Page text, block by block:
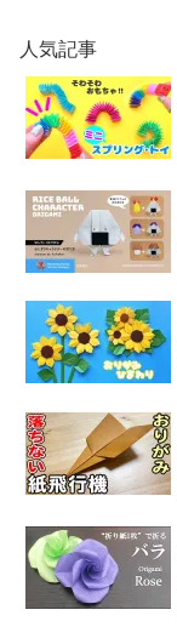
人気記事